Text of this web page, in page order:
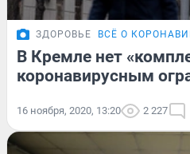
ЗДОРОВЬЕ ВСЁ О
В Кремле нет
коронавирусным
16 ноября, 2020, 13:20 2 227